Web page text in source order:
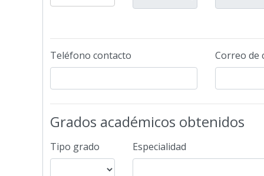
Teléfono contacto Correo de
Grados académicos obtenidos
Tipo grado Especialidad